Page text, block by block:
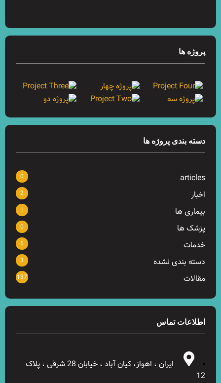
پروژه ها
دسته بندی پروژه ها
articles
0
اخبار 2
بیماری ها 1
پزشک ها 0
خدمات 6
دسته بندی نشده 3
مقالات 137
اطلاعات تماس
ایران ، اهواز، کیان آباد ، خیابان 28 شرقی ، پلاک
12